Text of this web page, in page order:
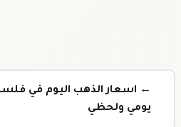
← اسعار الذهب اليوم في
يومي ولحظي